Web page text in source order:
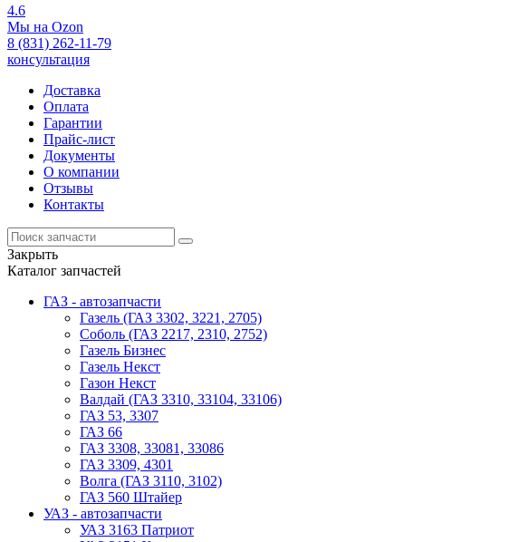
4.6
Мы на Ozon
8 (831) 262-11-79
консультация
Доставка
Оплата
Гарантии
Прайс-лист
Документы
О компании
Отзывы
Контакты
Закрыть
Каталог запчастей
ГАЗ - автозапчасти
Газель (ГАЗ 3302, 3221, 2705)
Соболь (ГАЗ 2217, 2310, 2752)
Газель Бизнес
Газель Некст
Газон Некст
Валдай (ГАЗ 3310, 33104, 33106)
ГАЗ 53, 3307
ГАЗ 66
ГАЗ 3308, 33081, 33086
ГАЗ 3309, 4301
Волга (ГАЗ 3110, 3102)
ГАЗ 560 Штайер
УАЗ - автозапчасти
УАЗ 3163 Патриот